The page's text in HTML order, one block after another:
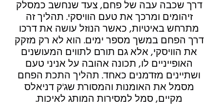
דרך שכבה עבה של פחם, צעד שנחשב כמסלק
זיהומים ומרכך את טעם הוויסקי. תהליך זה
מתרחש באיטיות, כאשר הנוזל עושה את דרכו
דרך הפחם במשך מספר ימים. הוא לא רק מזקק
את הוויסקי, אלא גם תורם לתווים המעושנים
האופייניים לו, תכונה אהובה על אניני טעם
ושתיינים מזדמנים כאחד. תהליך התכת הפחם
מסמל את האומנות והמסורת שג'ק דניאלס
מקיים, סמל למסירות המותג לאיכות.